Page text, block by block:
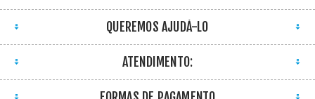
QUEREMOS AJUDÁ-LO
ATENDIMENTO: